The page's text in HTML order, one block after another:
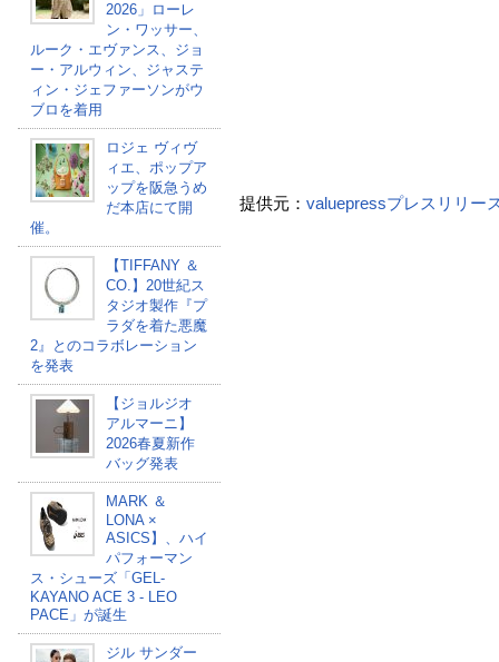
2026」ローレ
ン・ワッサー、
ルーク・エヴァンス、ジョ
ー・アルウィン、ジャステ
ィン・ジェファーソンがウ
ブロを着用
ロジェ ヴィヴ
ィエ、ポップア
ップを阪急うめ
だ本店にて開
催。
【TIFFANY ＆
CO.】20世紀ス
タジオ製作『プ
ラダを着た悪魔
2』とのコラボレーション
を発表
【ジョルジオ
アルマーニ】
2026春夏新作
バッグ発表
MARK ＆
LONA ×
ASICS】、ハイ
パフォーマン
ス・シューズ「GEL-
KAYANO ACE 3 - LEO
PACE」が誕生
ジル サンダー
提供元： valuepressプレスリリー